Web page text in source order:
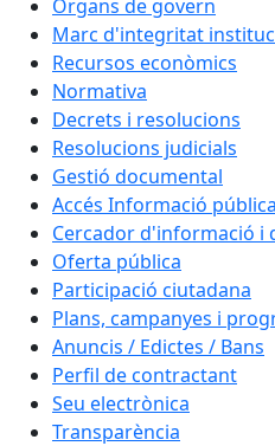
Òrgans de govern
Marc d'integritat
Recursos econòmics
Normativa
Decrets i resolucions
Resolucions judicials
Gestió documental
Accés Informació pública
Cercador d'informació i
Oferta pública
Participació ciutadana
Plans, campanyes i
Anuncis / Edictes / Bans
Perfil de contractant
Seu electrònica
Transparència